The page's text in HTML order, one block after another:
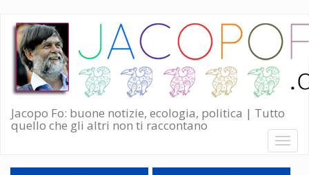
Salta
contenuto
principale
Jacopo Fo: buone notizie, ecologia, politica | Tutto
quello che gli altri non ti raccontano
Toggle